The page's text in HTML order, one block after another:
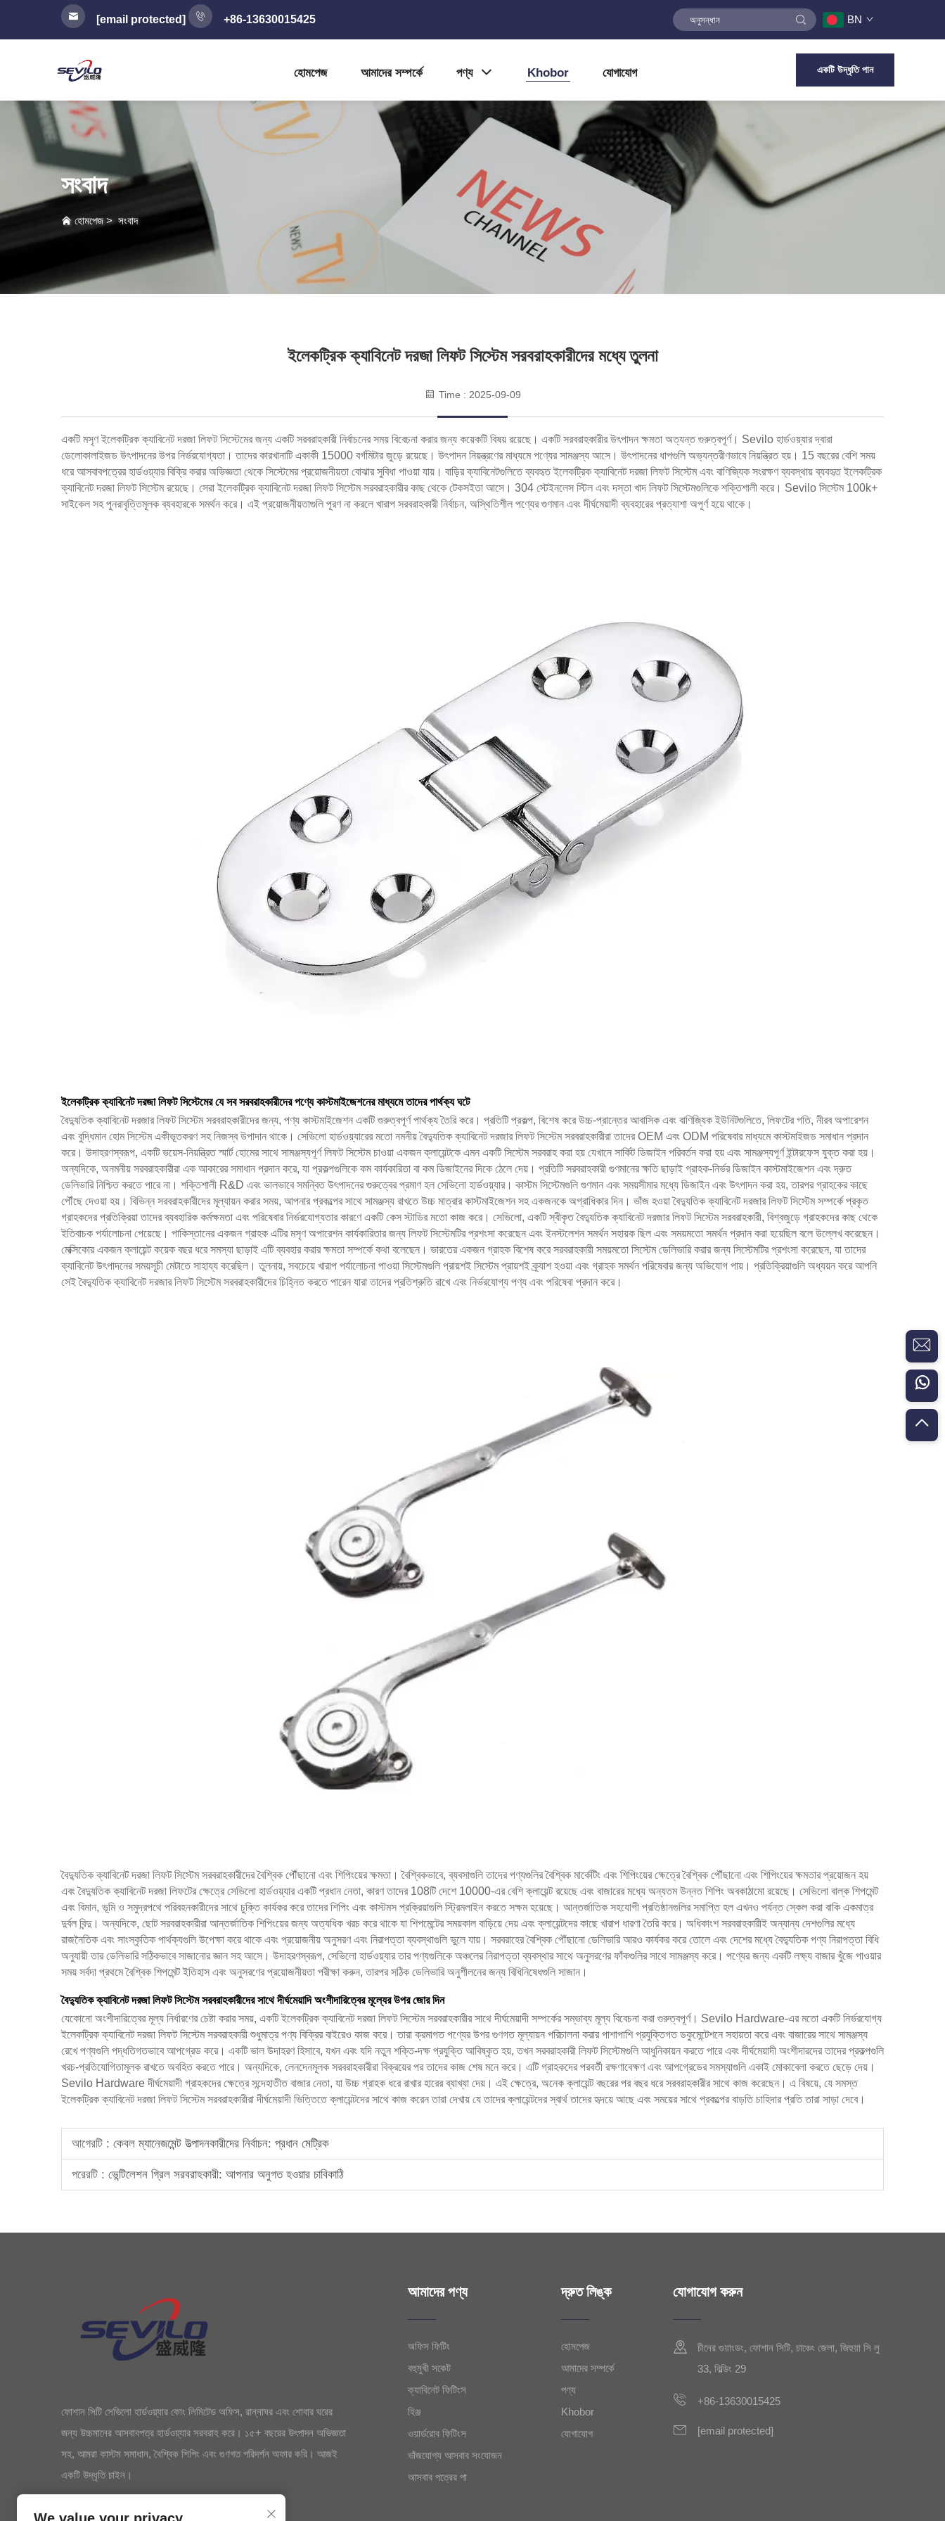
[email protected] +86-13630015425 BN
হোমপেজ আমাদের সম্পর্কে পণ্য Khobor যোগাযোগ একটি উদ্ধৃতি পান
সংবাদ
হোমপেজ> সংবাদ
ইলেকট্রিক ক্যাবিনেট দরজা লিফট সিস্টেম সরবরাহকারীদের মধ্যে তুলনা
Time : 2025-09-09
একটি মসৃণ ইলেকট্রিক ক্যাবিনেট দরজা লিফট সিস্টেমের জন্য একটি সরবরাহকারী নির্বাচনের সময় বিবেচনা করার জন্য কয়েকটি বিষয় রয়েছে। একটি সরবরাহকারীর উৎপাদন ক্ষমতা অত্যন্ত গুরুত্বপূর্ণ। Sevilo হার্ডওয়্যার দ্বারা
ডেলোকালাইজড উৎপাদনের উপর নির্ভরযোগ্যতা। তাদের কারখানাটি একাকী 15000 বর্গমিটার জুড়ে রয়েছে। উৎপাদন নিয়ন্ত্রণের মাধ্যমে পণ্যের সামঞ্জস্য আসে। উৎপাদনের ধাপগুলি অভ্যন্তরীণভাবে নিয়ন্ত্রিত হয়। 15 বছরের বেশি সময়
ধরে আসবাবপত্রের হার্ডওয়্যার বিক্রি করার অভিজ্ঞতা থেকে সিস্টেমের প্রয়োজনীয়তা বোঝার সুবিধা পাওয়া যায়। বাড়ির ক্যাবিনেটগুলিতে ব্যবহৃত ইলেকট্রিক ক্যাবিনেট দরজা লিফট সিস্টেম এবং বাণিজ্যিক সংরক্ষণ ব্যবস্থায় ব্যবহৃত ইলেকট্রিক
ক্যাবিনেট দরজা লিফট সিস্টেম রয়েছে। সেরা ইলেকট্রিক ক্যাবিনেট দরজা লিফট সিস্টেম সরবরাহকারীর কাছ থেকে টেকসইতা আসে। 304 স্টেইনলেস স্টিল এবং দস্তা খাদ লিফট সিস্টেমগুলিকে শক্তিশালী করে। Sevilo সিস্টেম 100k+
সাইকেল সহ পুনরাবৃত্তিমূলক ব্যবহারকে সমর্থন করে। এই প্রয়োজনীয়তাগুলি পূরণ না করলে খারাপ সরবরাহকারী নির্বাচন, অস্থিতিশীল পণ্যের গুণমান এবং দীর্ঘমেয়াদী ব্যবহারের প্রত্যাশা অপূর্ণ হয়ে থাকে।
ইলেকট্রিক ক্যাবিনেট দরজা লিফট সিস্টেমের যে সব সরবরাহকারীদের পণ্যে কাস্টমাইজেশনের মাধ্যমে তাদের পার্থক্য ঘটে
বৈদ্যুতিক ক্যাবিনেট দরজার লিফট সিস্টেম সরবরাহকারীদের জন্য, পণ্য কাস্টমাইজেশন একটি গুরুত্বপূর্ণ পার্থক্য তৈরি করে। প্রতিটি প্রকল্প, বিশেষ করে উচ্চ-প্রান্তের আবাসিক এবং বাণিজ্যিক ইউনিটগুলিতে, লিফটের গতি, নীরব অপারেশন
এবং বুদ্ধিমান হোম সিস্টেম একীভূতকরণ সহ নিজস্ব উপাদান থাকে। সেভিলো হার্ডওয়্যারের মতো নমনীয় বৈদ্যুতিক ক্যাবিনেট দরজার লিফট সিস্টেম সরবরাহকারীরা তাদের OEM এবং ODM পরিষেবার মাধ্যমে কাস্টমাইজড সমাধান প্রদান
করে। উদাহরণস্বরূপ, একটি ভয়েস-নিয়ন্ত্রিত স্মার্ট হোমের সাথে সামঞ্জস্যপূর্ণ লিফট সিস্টেম চাওয়া একজন ক্লায়েন্টকে এমন একটি সিস্টেম সরবরাহ করা হয় যেখানে সার্কিট ডিজাইন পরিবর্তন করা হয় এবং সামঞ্জস্যপূর্ণ ইন্টারফেস যুক্ত করা হয়।
অন্যদিকে, অনমনীয় সরবরাহকারীরা এক আকারের সমাধান প্রদান করে, যা প্রকল্পগুলিকে কম কার্যকারিতা বা কম ডিজাইনের দিকে ঠেলে দেয়। প্রতিটি সরবরাহকারী গুণমানের ক্ষতি ছাড়াই গ্রাহক-নির্ভর ডিজাইন কাস্টমাইজেশন এবং দ্রুত
ডেলিভারি নিশ্চিত করতে পারে না। শক্তিশালী R&D এবং ভালভাবে সমন্বিত উৎপাদনের গুরুত্বের প্রমাণ হল সেভিলো হার্ডওয়্যার। কাস্টম সিস্টেমগুলি গুণমান এবং সময়সীমার মধ্যে ডিজাইন এবং উৎপাদন করা হয়, তারপর গ্রাহকের কাছে
পৌঁছে দেওয়া হয়। বিভিন্ন সরবরাহকারীদের মূল্যায়ন করার সময়, আপনার প্রকল্পের সাথে সামঞ্জস্য রাখতে উচ্চ মাত্রার কাস্টমাইজেশন সহ একজনকে অগ্রাধিকার দিন। ভাঁজ হওয়া বৈদ্যুতিক ক্যাবিনেট দরজার লিফট সিস্টেম সম্পর্কে প্রকৃত
গ্রাহকদের প্রতিক্রিয়া তাদের ব্যবহারিক কর্মক্ষমতা এবং পরিষেবার নির্ভরযোগ্যতার কারণে একটি কেস স্টাডির মতো কাজ করে। সেভিলো, একটি স্বীকৃত বৈদ্যুতিক ক্যাবিনেট দরজার লিফট সিস্টেম সরবরাহকারী, বিশ্বজুড়ে গ্রাহকদের কাছ থেকে
ইতিবাচক পর্যালোচনা পেয়েছে। পাকিস্তানের একজন গ্রাহক এটির মসৃণ অপারেশন কার্যকারিতার জন্য লিফট সিস্টেমটির প্রশংসা করেছেন এবং ইনস্টলেশন সমর্থন সহায়ক ছিল এবং সময়মতো সমর্থন প্রদান করা হয়েছিল বলে উল্লেখ করেছেন।
মেক্সিকোর একজন ক্লায়েন্ট কয়েক বছর ধরে সমস্যা ছাড়াই এটি ব্যবহার করার ক্ষমতা সম্পর্কে কথা বলেছেন। ভারতের একজন গ্রাহক বিশেষ করে সরবরাহকারী সময়মতো সিস্টেম ডেলিভারি করার জন্য সিস্টেমটির প্রশংসা করেছেন, যা তাদের
ক্যাবিনেট উৎপাদনের সময়সূচী মেটাতে সাহায্য করেছিল। তুলনায়, সবচেয়ে খারাপ পর্যালোচনা পাওয়া সিস্টেমগুলি প্রায়শই সিস্টেম প্রায়শই ক্র্যাশ হওয়া এবং গ্রাহক সমর্থন পরিষেবার জন্য অভিযোগ পায়। প্রতিক্রিয়াগুলি অধ্যয়ন করে আপনি
সেই বৈদ্যুতিক ক্যাবিনেট দরজার লিফট সিস্টেম সরবরাহকারীদের চিহ্নিত করতে পারেন যারা তাদের প্রতিশ্রুতি রাখে এবং নির্ভরযোগ্য পণ্য এবং পরিষেবা প্রদান করে।
বৈদ্যুতিক ক্যাবিনেট দরজা লিফট সিস্টেম সরবরাহকারীদের বৈশ্বিক পৌঁছানো এবং শিপিংয়ের ক্ষমতা। বৈশ্বিকভাবে, ব্যবসাগুলি তাদের পণ্যগুলির বৈশ্বিক মার্কেটিং এবং শিপিংয়ের ক্ষেত্রে বৈশ্বিক পৌঁছানো এবং শিপিংয়ের ক্ষমতার প্রয়োজন হয়
এবং বৈদ্যুতিক ক্যাবিনেট দরজা লিফটের ক্ষেত্রে সেভিলো হার্ডওয়্যার একটি প্রধান নেতা, কারণ তাদের 108টি দেশে 10000-এর বেশি ক্লায়েন্ট রয়েছে এবং বাজারের মধ্যে অন্যতম উন্নত শিপিং অবকাঠামো রয়েছে। সেভিলো বাল্ক শিপমেন্ট
এবং বিমান, ভূমি ও সমুদ্রপথে পরিবহনকারীদের সাথে চুক্তি কার্যকর করে তাদের শিপিং এবং কাস্টমস প্রক্রিয়াগুলি স্ট্রিমলাইন করতে সক্ষম হয়েছে। আন্তর্জাতিক সহযোগী প্রতিষ্ঠানগুলির সমাপ্তি হল এখনও পর্যন্ত স্কেল করা বাকি একমাত্র
দুর্বল বিন্দু। অন্যদিকে, ছোট সরবরাহকারীরা আন্তর্জাতিক শিপিংয়ের জন্য অত্যধিক খরচ করে থাকে যা শিপমেন্টের সময়কাল বাড়িয়ে দেয় এবং ক্লায়েন্টদের কাছে খারাপ ধারণা তৈরি করে। অধিকাংশ সরবরাহকারীই অন্যান্য দেশগুলির মধ্যে
রাজনৈতিক এবং সাংস্কৃতিক পার্থক্যগুলি উপেক্ষা করে থাকে এবং প্রয়োজনীয় অনুসরণ এবং নিরাপত্তা ব্যবস্থাগুলি ভুলে যায়। সরবরাহের বৈশ্বিক পৌঁছানো ডেলিভারি আরও কার্যকর করে তোলে এবং দেশের মধ্যে বৈদ্যুতিক পণ্য নিরাপত্তা বিধি
অনুযায়ী তার ডেলিভারি সঠিকভাবে সাজানোর জ্ঞান সহ আসে। উদাহরণস্বরূপ, সেভিলো হার্ডওয়্যার তার পণ্যগুলিকে অঞ্চলের নিরাপত্তা ব্যবস্থার সাথে অনুসরণের ফাঁকগুলির সাথে সামঞ্জস্য করে। পণ্যের জন্য একটি লক্ষ্য বাজার খুঁজে পাওয়ার
সময় সর্বদা প্রথমে বৈশ্বিক শিপমেন্ট ইতিহাস এবং অনুসরণের প্রয়োজনীয়তা পরীক্ষা করুন, তারপর সঠিক ডেলিভারি অনুশীলনের জন্য বিধিনিষেধগুলি সাজান।
বৈদ্যুতিক ক্যাবিনেট দরজা লিফট সিস্টেম সরবরাহকারীদের সাথে দীর্ঘমেয়াদি অংশীদারিত্বের মূল্যের উপর জোর দিন
যেকোনো অংশীদারিত্বের মূল্য নির্ধারণের চেষ্টা করার সময়, একটি ইলেকট্রিক ক্যাবিনেট দরজা লিফট সিস্টেম সরবরাহকারীর সাথে দীর্ঘমেয়াদী সম্পর্কের সম্ভাব্য মূল্য বিবেচনা করা গুরুত্বপূর্ণ। Sevilo Hardware-এর মতো একটি নির্ভরযোগ্য
ইলেকট্রিক ক্যাবিনেট দরজা লিফট সিস্টেম সরবরাহকারী শুধুমাত্র পণ্য বিক্রির বাইরেও কাজ করে। তারা ক্রমাগত পণ্যের উপর গুণগত মূল্যায়ন পরিচালনা করার পাশাপাশি প্রযুক্তিগত ডকুমেন্টেশনে সহায়তা করে এবং বাজারের সাথে সামঞ্জস্য
রেখে পণ্যগুলি পদ্ধতিগতভাবে আপগ্রেড করে। একটি ভাল উদাহরণ হিসাবে, যখন এবং যদি নতুন শক্তি-দক্ষ প্রযুক্তি আবিষ্কৃত হয়, তখন সরবরাহকারী লিফট সিস্টেমগুলি আধুনিকায়ন করতে পারে এবং দীর্ঘমেয়াদী অংশীদারদের তাদের প্রকল্পগুলি
খরচ-প্রতিযোগিতামূলক রাখতে অবহিত করতে পারে। অন্যদিকে, লেনদেনমূলক সরবরাহকারীরা বিক্রয়ের পর তাদের কাজ শেষ মনে করে। এটি গ্রাহকদের পরবর্তী রক্ষণাবেক্ষণ এবং আপগ্রেডের সমস্যাগুলি একাই মোকাবেলা করতে ছেড়ে দেয়।
Sevilo Hardware দীর্ঘমেয়াদী গ্রাহকদের ক্ষেত্রে সন্দেহাতীত বাজার নেতা, যা উচ্চ গ্রাহক ধরে রাখার হারের ব্যাখ্যা দেয়। এই ক্ষেত্রে, অনেক ক্লায়েন্ট বছরের পর বছর ধরে সরবরাহকারীর সাথে কাজ করেছেন। এ বিষয়ে, যে সমস্ত
ইলেকট্রিক ক্যাবিনেট দরজা লিফট সিস্টেম সরবরাহকারীরা দীর্ঘমেয়াদী ভিত্তিতে ক্লায়েন্টদের সাথে কাজ করেন তারা দেখায় যে তাদের ক্লায়েন্টদের স্বার্থ তাদের হৃদয়ে আছে এবং সময়ের সাথে প্রকল্পের বাড়তি চাহিদার প্রতি তারা সাড়া দেবে।
আগেরটি : কেবল ম্যানেজমেন্ট উত্পাদনকারীদের নির্বাচন: প্রধান মেট্রিক
পরেরটি : ভেন্টিলেশন গ্রিল সরবরাহকারী: আপনার অনুগত হওয়ার চাবিকাঠি
ফোশান সিটি সেভিলো হার্ডওয়্যার কোং লিমিটেড অফিস, রান্নাঘর এবং শোবার ঘরের
জন্য উচ্চমানের আসবাবপত্র হার্ডওয়্যার সরবরাহ করে। ১৫+ বছরের উৎপাদন অভিজ্ঞতা
সহ, আমরা কাস্টম সমাধান, বৈশ্বিক শিপিং এবং গুণগত পরিদর্শন অফার করি। আজই
একটি উদ্ধৃতি চাইন।
আমাদের পণ্য
অফিস ফিটিং
বহুমুখী সকেট
ক্যাবিনেট ফিটিংস
হিঞ্জ
ওয়ার্ডরোব ফিটিংস
ভাঁজযোগ্য আসবাব সংযোজন
আসবাব পত্রের পা
দ্রুত লিঙ্ক
হোমপেজ
আমাদের সম্পর্কে
পণ্য
Khobor
যোগাযোগ
যোগাযোগ করুন
চীনের গুয়াংডং, ফোশান সিটি, চাঞ্চেং জেলা, জিহুয়া সি লু
33, বিল্ডিং 29
+86-13630015425
[email protected]